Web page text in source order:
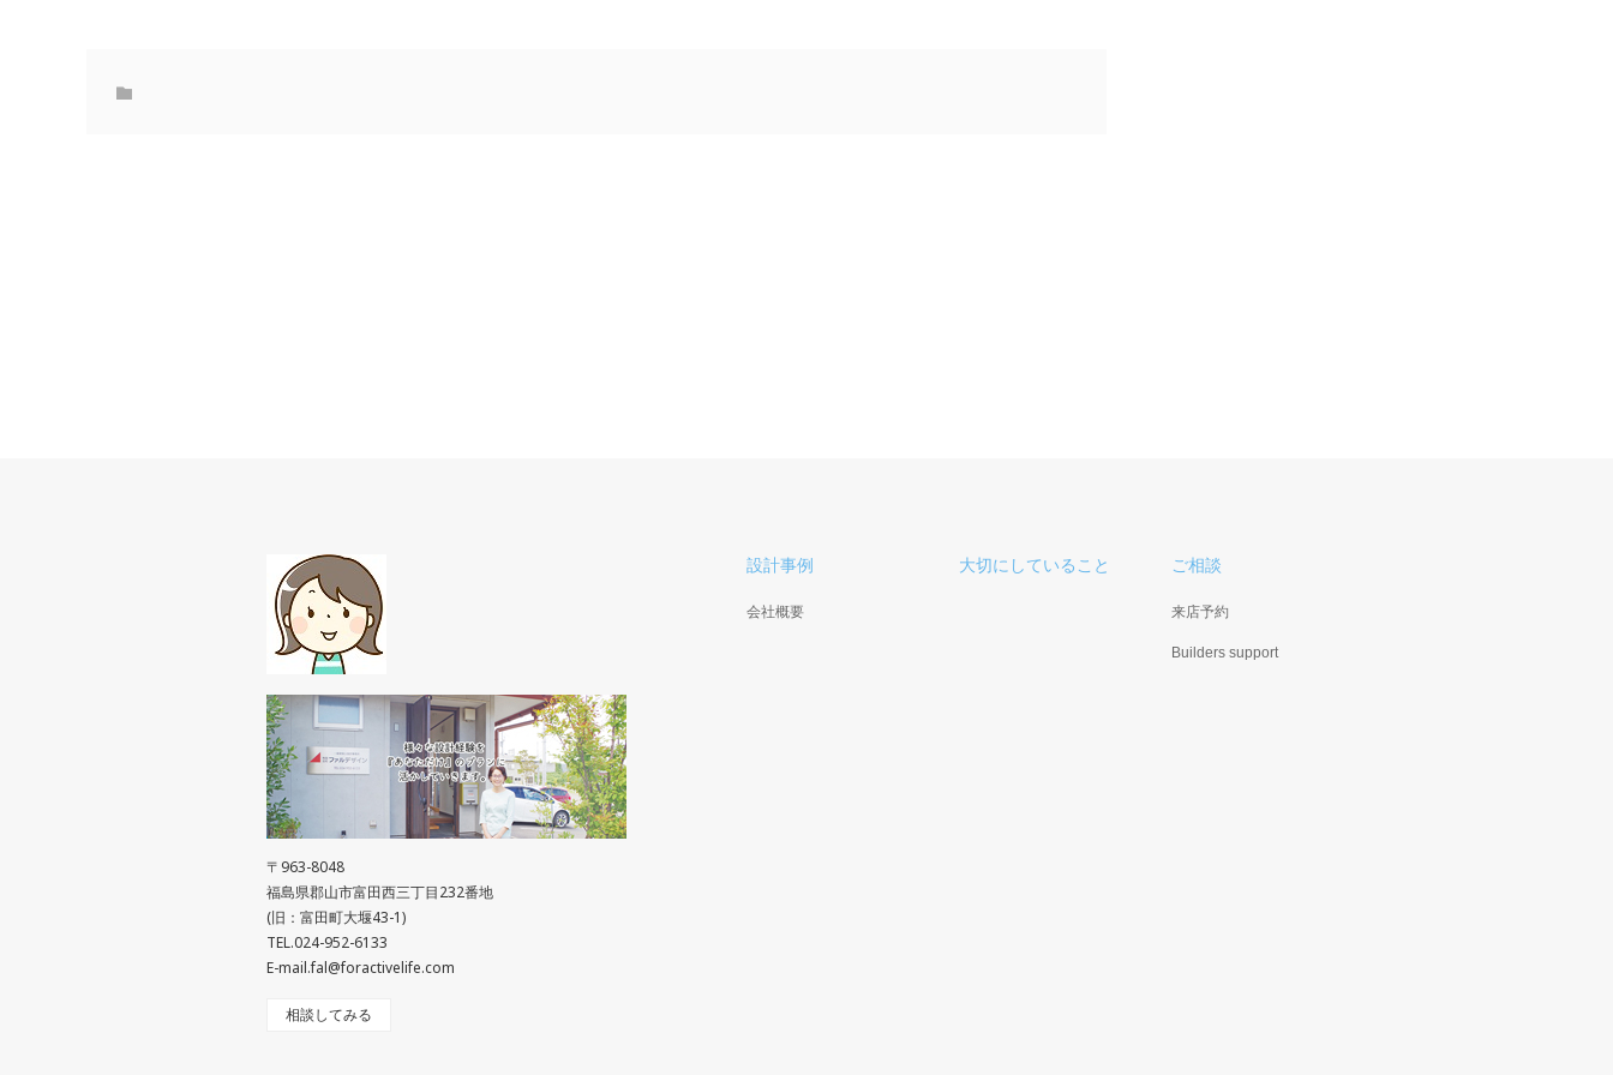
設計事例
会社概要
大切にしていること ご相談
来店予約
Builders support
〒963-8048
福島県郡山市富田西三丁目232番地
(旧：富田町大堰43-1)
TEL.024-952-6133
E-mail.fal@foractivelife.com
相談してみる